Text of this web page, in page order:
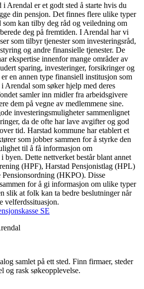
i Arendal er et godt sted å starte hvis du
din pensjon. Det finnes flere ulike typer
som kan tilby deg råd og veiledning om
deg på fremtiden. I Arendal har vi
som tilbyr tjenester som investeringsråd,
og andre finansielle tjenester. De
ekspertise innenfor mange områder av
sparing, investeringer, forsikringer og
en annen type finansiell institusjon som
som søker hjelp med deres
samler inn midler fra arbeidsgivere
dem på vegne av medlemmene sine.
investeringsmuligheter sammenlignet
da de ofte har lave avgifter og god
tid. Harstad kommune har etablert et
som jobber sammen for å styrke den
til å få informasjon om
byen. Dette nettverket består blant annet
(HPF), Harstad Pensjonistlag (HPL)
(HKPO). Disse
for å gi informasjon om ulike typer
slik at folk kan ta bedre beslutninger når
velferdssituasjon.
SE
samlet på ett sted. Finn firmaer, steder
og rask søkeopplevelse.